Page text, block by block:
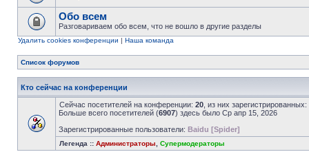
Обо всем
Разговариваем обо всем, что не вошло в другие разделы
Удалить cookies конференции | Наша команда
Список форумов
Кто сейчас на конференции
Сейчас посетителей на конференции: 20 , из них
Больше всего посетителей (6907) здесь было Ср апр 15, 2026
Зарегистрированные пользователи: Baidu [Spider]
Легенда :: Администраторы Супермодераторы